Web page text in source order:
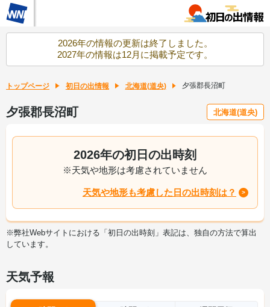
2026年の情報の更新は終了しました。
2027年の情報は12月に掲載予定です。
トップページ 初日の出情報 北海道(道央) 夕張郡長沼町
夕張郡長沼町 北海道(道央)
2026年の初日の出時刻
※天気や地形は考慮されていません
天気や地形も考慮した日の出時刻は？
※弊社Webサイトにおける「初日の出時刻」表記は、独自の方法で算出
しています。
天気予報